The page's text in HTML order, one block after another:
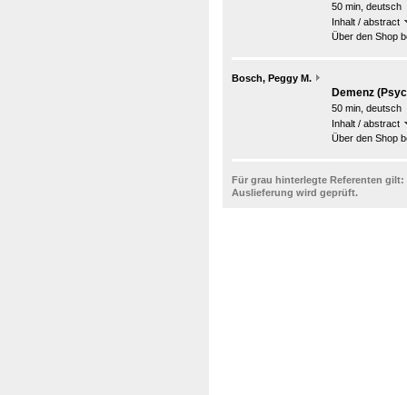
50 min, deutsch
Inhalt / abstract
Über den Shop
Bosch, Peggy M.
Demenz
50 min, deutsch
Inhalt / abstract
Über den Shop
Für grau hinterlegte Referenten gilt:
Auslieferung wird geprüft.